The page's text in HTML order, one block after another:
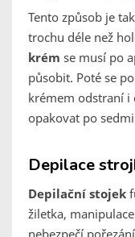
Tento způsob je
trochu déle než
krém se musí po
působit. Poté se
krémem odstraní i
opakovat po
Depilace
Depilační stojek
žiletka,
nebezpečí